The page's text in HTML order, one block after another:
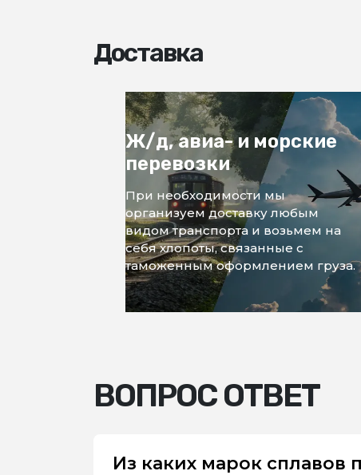
Доставка
Ж/д, авиа- и морские
перевозки
При необходимости мы
организуем доставку любым
видом транспорта и возьмем на
себя хлопоты, связанные с
таможенным оформлением груза.
ВОПРОС ОТВЕТ
Из каких марок сплавов